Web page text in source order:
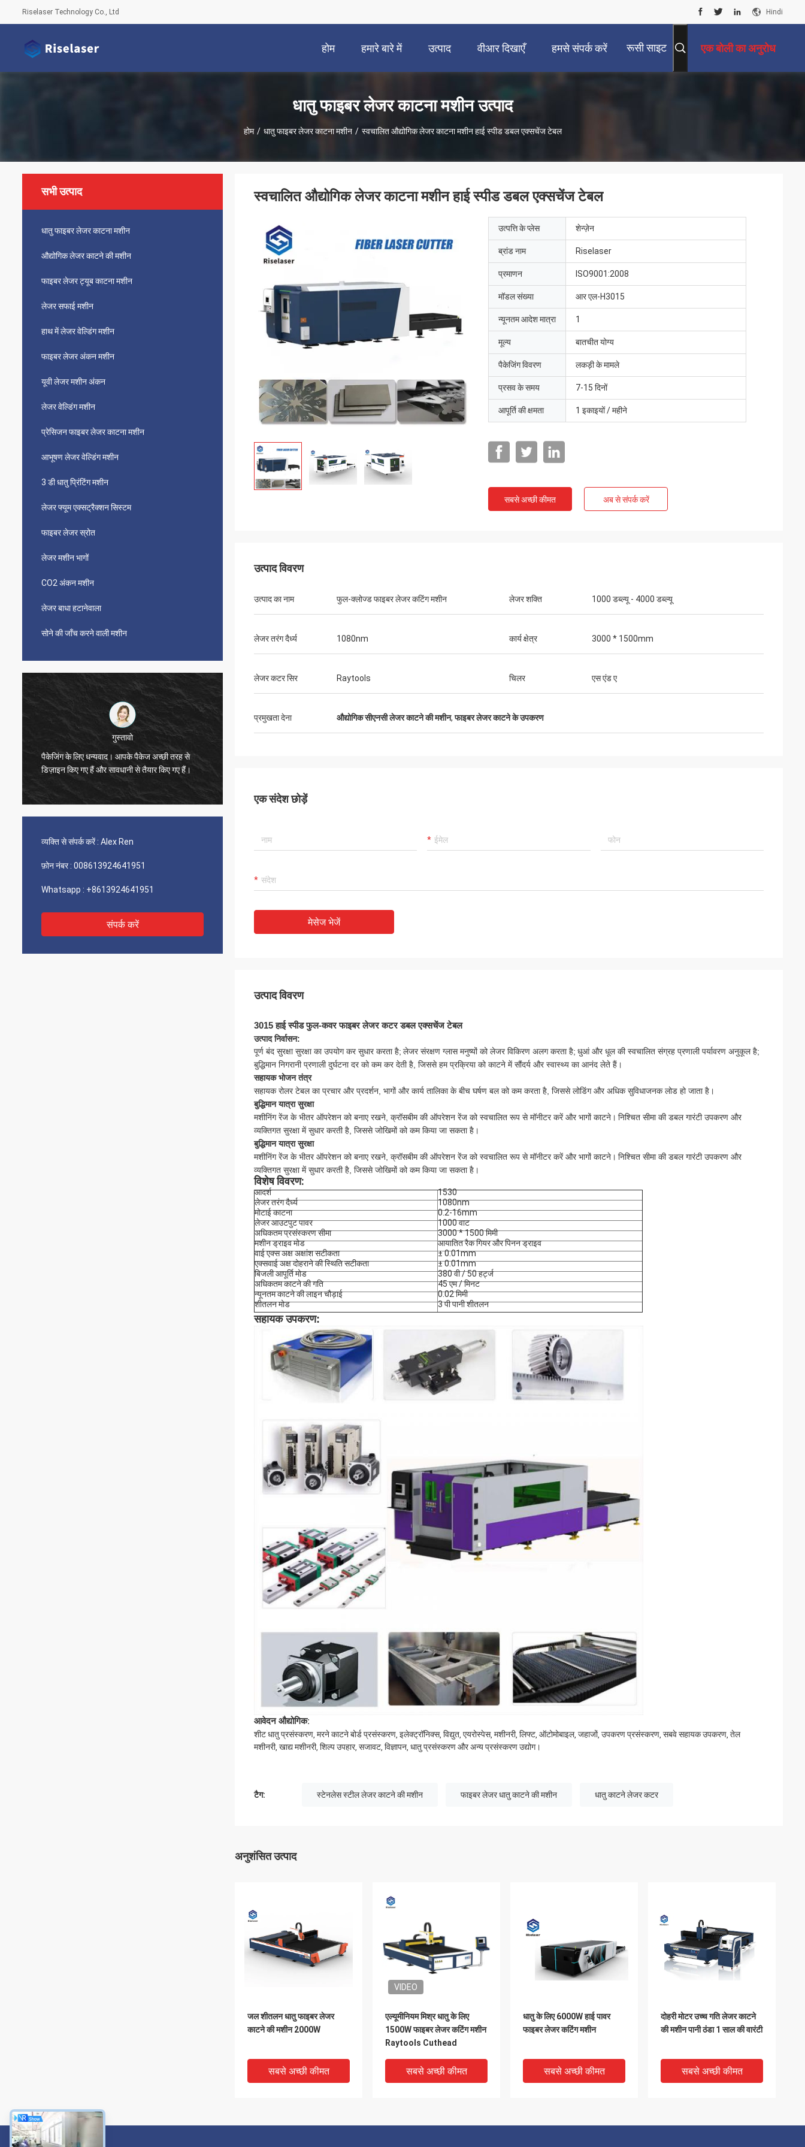
Riselaser Technology Co., Ltd Hindi
होम हमारे बारे में उत्पाद वीआर दिखाएँ हमसे संपर्क करें रूसी साइट एक बोली का अनुरोध
धातु फाइबर लेजर काटना मशीन उत्पाद
होम / धातु फाइबर लेजर काटना मशीन / स्वचालित औद्योगिक लेजर काटना मशीन हाई स्पीड डबल एक्सचेंज टेबल
सभी उत्पाद
धातु फाइबर लेजर काटना मशीन
औद्योगिक लेजर काटने की मशीन
फाइबर लेजर ट्यूब काटना मशीन
लेजर सफाई मशीन
हाथ में लेजर वेल्डिंग मशीन
फाइबर लेजर अंकन मशीन
यूवी लेजर मशीन अंकन
लेजर वेल्डिंग मशीन
प्रेसिजन फाइबर लेजर काटना मशीन
आभूषण लेजर वेल्डिंग मशीन
3 डी धातु प्रिंटिंग मशीन
लेजर फ्यूम एक्सट्रैक्शन सिस्टम
फाइबर लेजर स्रोत
लेजर मशीन भागों
CO2 अंकन मशीन
लेजर बाधा हटानेवाला
सोने की जाँच करने वाली मशीन
गुस्तावो
के लिए धन्यवाद। आपके पैकेज अच्छी तरह से
किए गए हैं और सावधानी से तैयार किए गए हैं।
धन्यवाद, ज़ो।
व्यक्ति से संपर्क करें : Alex Ren
फ़ोन नंबर : 008613924641951
Whatsapp : +8613924641951
संपर्क करें
स्वचालित औद्योगिक लेजर काटना मशीन हाई स्पीड डबल एक्सचेंज टेबल
उत्पत्ति के प्लेस शेन्ज़ेन
ब्रांड नाम Riselaser
प्रमाणन ISO9001:2008
मॉडल संख्या आर एल-H3015
न्यूनतम आदेश मात्रा 1
मूल्य बातचीत योग्य
पैकेजिंग विवरण लकड़ी के मामले
प्रसव के समय 7-15 दिनों
आपूर्ति की क्षमता 1 इकाइयों / महीने
सबसे अच्छी कीमत अब से संपर्क करें
उत्पाद विवरण
उत्पाद का नाम फुल-क्लोज्ड फाइबर लेजर कटिंग मशीन लेजर शक्ति 1000 डब्ल्यू - 4000 डब्ल्यू
लेजर तरंग दैर्ध्य 1080nm कार्य क्षेत्र 3000 * 1500mm
लेजर कटर सिर Raytools चिलर एस एंड ए
प्रमुखता देना औद्योगिक सीएनसी लेजर काटने की मशीन,फाइबर लेजर काटने के उपकरण
एक संदेश छोड़ें
मेसेज भेजें
उत्पाद विवरण
3015 हाई स्पीड फुल-कवर फाइबर लेजर कटर डबल एक्सचेंज टेबल
उत्पाद निर्वासन:
पूर्ण बंद सुरक्षा सुरक्षा का उपयोग कर सुधार करता है; लेजर संरक्षण ग्लास मनुष्यों को लेजर विकिरण अलग करता है; धुआं और धूल की स्वचालित संग्रह प्रणाली पर्यावरण अनुकूल है;
बुद्धिमान निगरानी प्रणाली दुर्घटना दर को कम कर देती है, जिससे हम प्रक्रिया को काटने में सौंदर्य और स्वास्थ्य का आनंद लेते हैं।
सहायक भोजन तंत्र
सहायक रोलर टेबल का प्रचार और प्रदर्शन, भागों और कार्य तालिका के बीच घर्षण बल को कम करता है, जिससे लोडिंग और अधिक सुविधाजनक लोड हो जाता है।
बुद्धिमान यात्रा सुरक्षा
मशीनिंग रेंज के भीतर ऑपरेशन को बनाए रखने, क्रॉसबीम की ऑपरेशन रेंज को स्वचालित रूप से मॉनीटर करें और भागों काटने। निश्चित सीमा की डबल गारंटी उपकरण और
व्यक्तिगत सुरक्षा में सुधार करती है, जिससे जोखिमों को कम किया जा सकता है।
बुद्धिमान यात्रा सुरक्षा
मशीनिंग रेंज के भीतर ऑपरेशन को बनाए रखने, क्रॉसबीम की ऑपरेशन रेंज को स्वचालित रूप से मॉनीटर करें और भागों काटने। निश्चित सीमा की डबल गारंटी उपकरण और
व्यक्तिगत सुरक्षा में सुधार करती है, जिससे जोखिमों को कम किया जा सकता है।
विशेष विवरण:
आदर्श
1530
लेजर तरंग दैर्ध्य
1080nm
मोटाई काटना
0.2-16mm
लेजर आउटपुट पावर
1000 वाट
अधिकतम प्रसंस्करण सीमा
3000 * 1500 मिमी
मशीन ड्राइव मोड
आयातित रैक गियर और पिनन ड्राइव
वाई एक्स अक्ष अक्षांश सटीकता
± 0.01mm
एक्सवाई अक्ष दोहराने की स्थिति सटीकता
± 0.01mm
बिजली आपूर्ति मोड
380 वी / 50 हर्ट्ज
अधिकतम काटने की गति
45 एम / मिनट
न्यूनतम काटने की लाइन चौड़ाई
0.02 मिमी
शीतलन मोड
3 पी पानी शीतलन
सहायक उपकरण:
आवेदन औद्योगिक:
शीट धातु प्रसंस्करण, मरने काटने बोर्ड प्रसंस्करण, इलेक्ट्रॉनिक्स, विद्युत, एयरोस्पेस, मशीनरी, लिफ्ट, ऑटोमोबाइल, जहाजों, उपकरण प्रसंस्करण, सबवे सहायक उपकरण, तेल
मशीनरी, खाद्य मशीनरी, शिल्प उपहार, सजावट, विज्ञापन, धातु प्रसंस्करण और अन्य प्रसंस्करण उद्योग।
टैग: स्टेनलेस स्टील लेजर काटने की मशीन फाइबर लेजर धातु काटने की मशीन धातु काटने लेजर कटर
अनुशंसित उत्पाद
जल शीतलन धातु फाइबर लेजर
काटने की मशीन 2000W
सबसे अच्छी कीमत
VIDEO
एल्यूमीनियम मिश्र धातु के लिए
1500W फाइबर लेजर कटिंग मशीन
Raytools Cuthead
सबसे अच्छी कीमत
धातु के लिए 6000W हाई पावर
फाइबर लेजर कटिंग मशीन
सबसे अच्छी कीमत
दोहरी मोटर उच्च गति लेजर काटने
की मशीन पानी ठंडा 1 साल की वारंटी
सबसे अच्छी कीमत